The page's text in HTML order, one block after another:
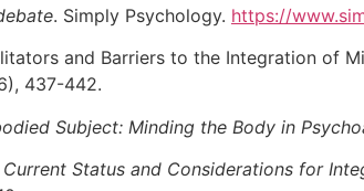
. Simply Psychology. https://
and Barriers to the Integration of
437-442.
Subject: Minding the Body in
Status and Considerations for